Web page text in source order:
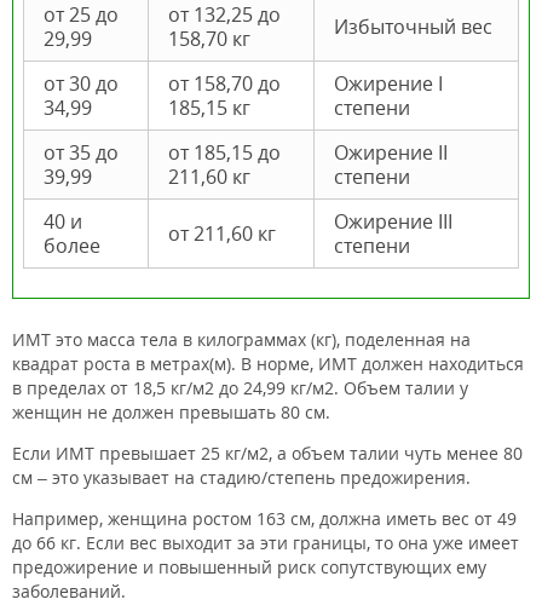
от 25 до
29,99
от 132,25 до
158,70 кг
Избыточный вес
от 30 до
34,99
от 158,70 до
185,15 кг
Ожирение I
степени
от 35 до
39,99
от 185,15 до
211,60 кг
Ожирение II
степени
40 и
более
от 211,60 кг
Ожирение III
степени
ИМТ это масса тела в килограммах (кг), поделенная на
квадрат роста в метрах(м). В норме, ИМТ должен находиться
в пределах от 18,5 кг/м2 до 24,99 кг/м2. Объем талии у
женщин не должен превышать 80 см.
Если ИМТ превышает 25 кг/м2, а объем талии чуть менее 80
см – это указывает на стадию/степень предожирения.
Например, женщина ростом 163 см, должна иметь вес от 49
до 66 кг. Если вес выходит за эти границы, то она уже имеет
предожирение и повышенный риск сопутствующих ему
заболеваний.